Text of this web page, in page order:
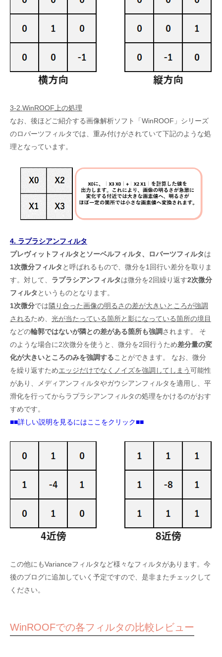
3-2.WinROOF上の処理
なお、後ほどご紹介する画像解析ソフト「WinROOF」シリーズ
のロバーツフィルタでは、重み付けがされていて下記のような処
理となっています。
4. ラプラシアンフィルタ
プレヴィットフィルタとソーベルフィルタ、ロバーツフィルタは
1次微分フィルタ と呼ばれるもので、微分を1回行い差分を取りま
す。対して、 ラプラシアンフィルタは微分を2回繰り返す2次微分
フィルタ というものとなります。
1次微分では隣り合った画像の明るさの差が大きいところが強調
されるため、 光が当たっている箇所と影になっている箇所の境目
などの輪郭ではないが隣との差がある箇所も強調されます。 そ
のような場合に2次微分を使うと、微分を2回行うため差分量の変
化が大きいところのみを強調することができます。 なお、微分
を繰り返すためエッジだけでなくノイズを強調してしまう可能性
があり、メディアンフィルタやガウシアンフィルタを適用し、平
滑化を行ってからラプラシアンフィルタの処理をかけるのがおす
すめです。
■■詳しい説明を見るにはここをクリック■■
この他にもVarianceフィルタなど様々なフィルタがあります。今
後のブログに追加していく予定ですので、是非またチェックして
ください。
WinROOFでの各フィルタの比較レビュー